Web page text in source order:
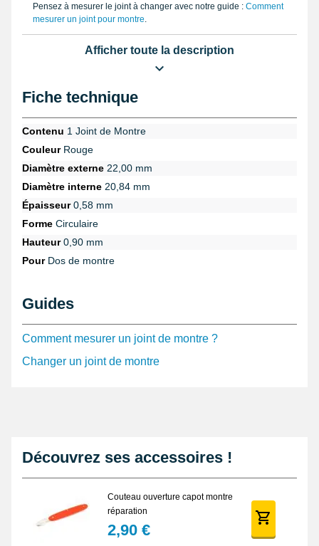
Pensez à mesurer le joint à changer avec notre guide : Comment
mesurer un joint pour montre.
Trouvez le bon Joint pour Montre dans la catégorie.
Afficher toute la description
Fiche technique
Contenu 1 Joint de Montre
CouleurRouge
Diamètre externe 22,00 mm
Diamètre interne 20,84 mm
Épaisseur0,58 mm
Forme Circulaire
Hauteur0,90 mm
PourDos de montre
Guides
Comment mesurer un joint de montre ?
Changer un joint de montre
Découvrez ses accessoires !
Couteau ouverture capot montre
réparation
2,90 €